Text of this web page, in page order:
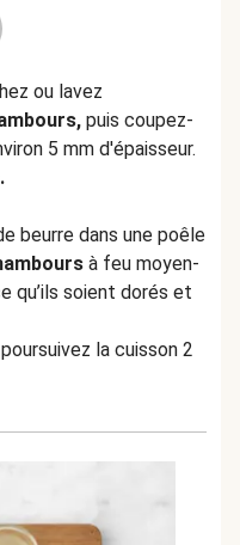
ou lavez
puis coupez-
5 mm d'épaisseur.
beurre dans une poêle
à feu moyen-
qu’ils soient dorés et
la cuisson 2